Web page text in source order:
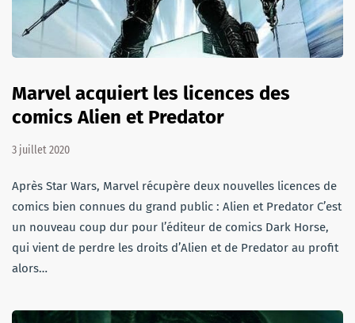
Marvel acquiert les licences des
comics Alien et Predator
3 juillet 2020
Après Star Wars, Marvel récupère deux nouvelles licences de
comics bien connues du grand public : Alien et Predator C’est
un nouveau coup dur pour l’éditeur de comics Dark Horse,
qui vient de perdre les droits d’Alien et de Predator au profit
alors…